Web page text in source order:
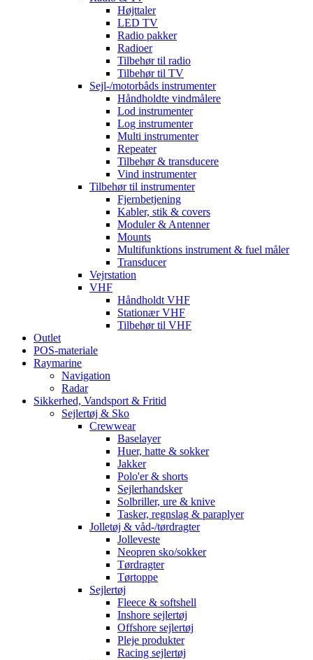
Højttaler
LED TV
Radio pakker
Radioer
Tilbehør til radio
Tilbehør til TV
Sejl-/motorbåds instrumenter
Håndholdte vindmålere
Lod instrumenter
Log instrumenter
Multi instrumenter
Repeater
Tilbehør & transducere
Vind instrumenter
Tilbehør til instrumenter
Fjernbetjening
Kabler, stik & covers
Moduler & Antenner
Mounts
Multifunktions instrument & fuel måler
Transducer
Vejrstation
VHF
Håndholdt VHF
Stationær VHF
Tilbehør til VHF
Outlet
POS-materiale
Raymarine
Navigation
Radar
Sikkerhed, Vandsport & Fritid
Sejlertøj & Sko
Crewwear
Baselayer
Huer, hatte & sokker
Jakker
Polo'er & shorts
Sejlerhandsker
Solbriller, ure & knive
Tasker, regnslag & paraplyer
Jolletøj & våd-/tørdragter
Jolleveste
Neopren sko/sokker
Tørdragter
Tørtoppe
Sejlertøj
Fleece & softshell
Inshore sejlertøj
Offshore sejlertøj
Pleje produkter
Racing sejlertøj